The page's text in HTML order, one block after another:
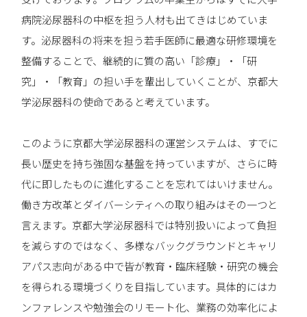
病院泌尿器科の中枢を担う人材も出てきはじめていま
す。泌尿器科の将来を担う若手医師に最適な研修環境を
整備することで、継続的に質の高い「診療」・「研
究」・「教育」の担い手を輩出していくことが、京都大
学泌尿器科の使命であると考えています。
このように京都大学泌尿器科の運営システムは、すでに
長い歴史を持ち強固な基盤を持っていますが、さらに時
代に即したものに進化することを忘れてはいけません。
働き方改革とダイバーシティへの取り組みはその一つと
言えます。京都大学泌尿器科では特別扱いによって負担
を減らすのではなく、多様なバックグラウンドとキャリ
アパス志向がある中で皆が教育・臨床経験・研究の機会
を得られる環境づくりを目指しています。具体的にはカ
ンファレンスや勉強会のリモート化、業務の効率化によ